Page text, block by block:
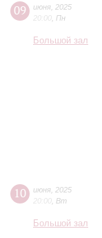
09 июня 2025
20:00 Пн
Большой зал
10 июня 2025
20:00 Вт
Большой зал